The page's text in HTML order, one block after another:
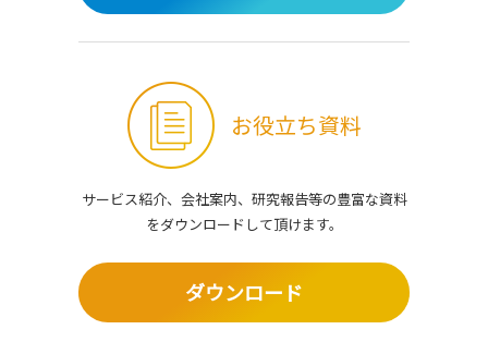
お役立ち資料
サービス紹介、会社案内、研究報告等の豊富な資料
をダウンロードして頂けます。
ダウンロード